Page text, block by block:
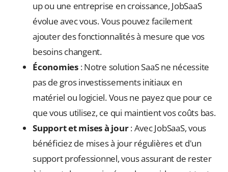
up ou une entreprise en croissance, JobSaaS
évolue avec vous. Vous pouvez facilement
ajouter des fonctionnalités à mesure que vos
besoins changent.
Économies: Notre solution SaaS ne nécessite
pas de gros investissements initiaux en
matériel ou logiciel. Vous ne payez que pour ce
que vous utilisez, ce qui maintient vos coûts bas.
Support et mises à jour: Avec JobSaaS, vous
bénéficiez de mises à jour régulières et d'un
support professionnel, vous assurant de rester